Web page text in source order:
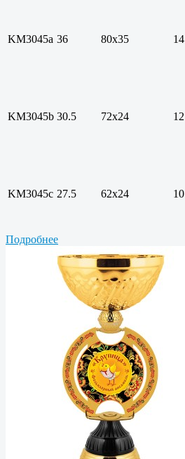
KM3045a 36 80x35 14
KM3045b 30.5 72х24 12
KM3045c 27.5 62х24 10
Подробнее